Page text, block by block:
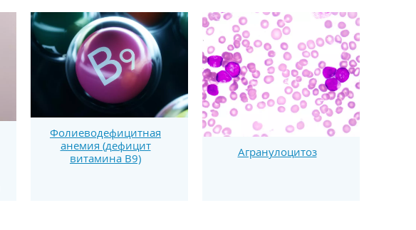
Фолиеводефицитная
анемия (дефицит
витамина В9)
Агранулоцитоз